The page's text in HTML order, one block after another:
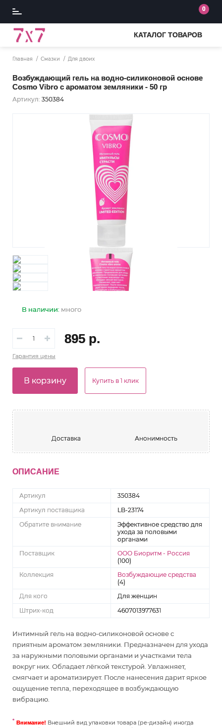
0
КАТАЛОГ ТОВАРОВ
Главная Смазки Для двоих
Возбуждающий гель на водно-силиконовой основе
Cosmo Vibro с ароматом земляники - 50 гр
Артикул: 350384
В наличии: много
Гарантия цены
895 р.
В корзину Купить в 1 клик
Доставка Анонимность
ОПИСАНИЕ
Артикул
350384
Артикул поставщика
LB-23174
Обратите внимание
Эффективное средство для
ухода за половыми
органами
Поставщик
ООО Биоритм - Россия
(100)
Коллекция
Возбуждающие средства
(4)
Для кого
Для женщин
Штрих-код
4607013977631
Интимный гель на водно-силиконовой основе с
приятным ароматом земляники. Предназначен для ухода
за наружными половыми органами и участками тела
вокруг них. Обладает лёгкой текстурой. Увлажняет,
смягчает и ароматизирует. После нанесения дарит яркое
ощущение тепла, переходящее в возбуждающую
вибрацию.
Внимание! Внешний вид упаковки товара (ре-дизайн) иногда